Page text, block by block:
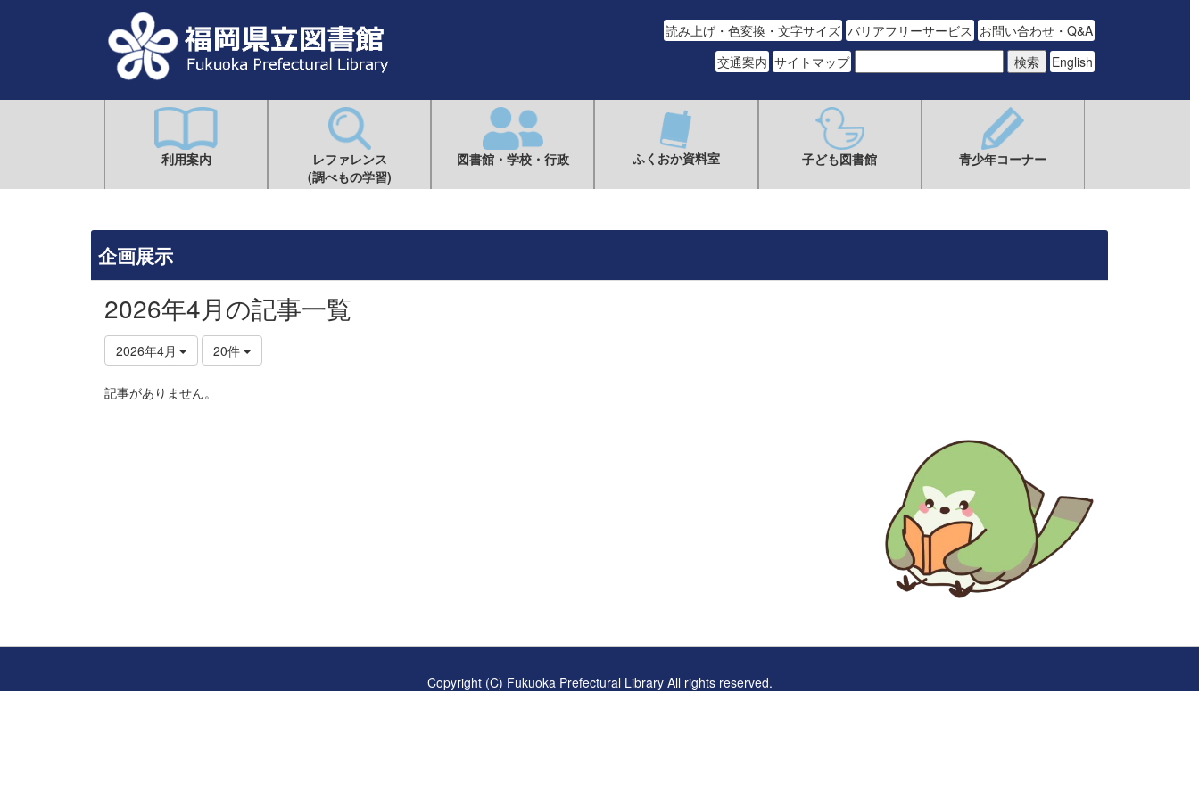
読み上げ・色変換・文字サイズ バリアフリーサービス お問い合わせ・Q&A
交通案内 サイトマップ English
利用案内
レファレンス
(調べもの学習)
図書館・学校・行政 ふくおか資料室 子ども図書館 青少年コーナー
企画展示
2026年4月の記事一覧
2026年4月 20件
記事がありません。
Copyright (C) Fukuoka Prefectural Library All rights reserved.